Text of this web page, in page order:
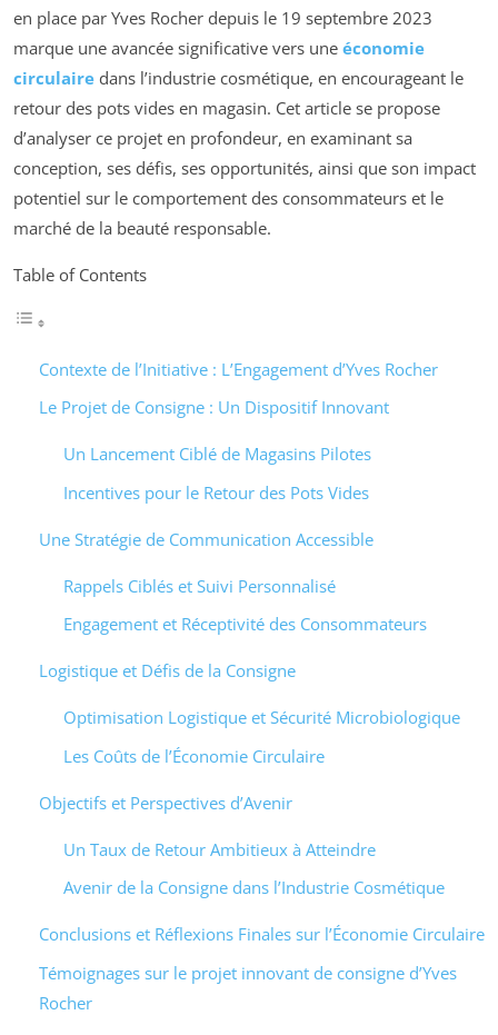
en place par Yves Rocher depuis le 19 septembre 2023
marque une avancée significative vers une économie
circulaire dans l’industrie cosmétique, en encourageant le
retour des pots vides en magasin. Cet article se propose
d’analyser ce projet en profondeur, en examinant sa
conception, ses défis, ses opportunités, ainsi que son impact
potentiel sur le comportement des consommateurs et le
marché de la beauté responsable.
Table of Contents
Contexte de l’Initiative : L’Engagement d’Yves Rocher
Le Projet de Consigne : Un Dispositif Innovant
Un Lancement Ciblé de Magasins Pilotes
Incentives pour le Retour des Pots Vides
Une Stratégie de Communication Accessible
Rappels Ciblés et Suivi Personnalisé
Engagement et Réceptivité des Consommateurs
Logistique et Défis de la Consigne
Optimisation Logistique et Sécurité Microbiologique
Les Coûts de l’Économie Circulaire
Objectifs et Perspectives d’Avenir
Un Taux de Retour Ambitieux à Atteindre
Avenir de la Consigne dans l’Industrie Cosmétique
Conclusions et Réflexions Finales sur l’Économie Circulaire
Témoignages sur le projet innovant de consigne d’Yves
Rocher